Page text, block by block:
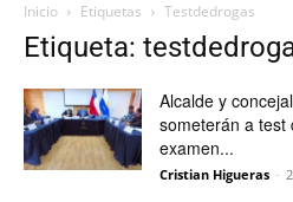
Inicio Etiquetas Testdedrogas
Etiqueta:
Alcalde y
someterán a test
examen...
Cristian Higueras -